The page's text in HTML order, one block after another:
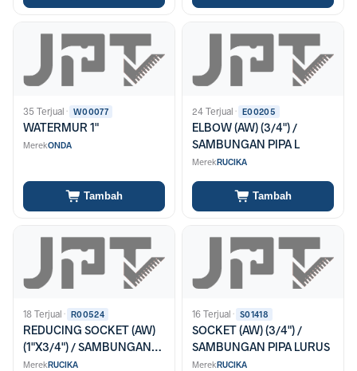
35 Terjual· W00077
WATERMUR 1"
MerekONDA
Tambah
24 Terjual· E00205
ELBOW (AW) (3/4") /
SAMBUNGAN PIPA L
MerekRUCIKA
Tambah
18 Terjual· R00524
REDUCING SOCKET (AW)
(1"X3/4") / SAMBUNGAN
PIPA OVERSOCK
MerekRUCIKA
16 Terjual· S01418
SOCKET (AW) (3/4") /
SAMBUNGAN PIPA LURUS
MerekRUCIKA